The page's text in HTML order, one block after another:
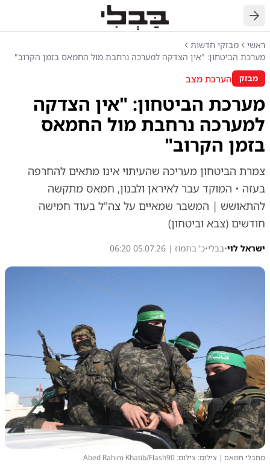
חזרה
ראשי
מבזקי חדשות
מערכת הביטחון: "אין הצדקה למערכה נרחבת מול החמאס בזמן הקרוב"
מבזק הערכת מצב
מערכת הביטחון: "אין הצדקה
למערכה נרחבת מול החמאס
בזמן הקרוב"
צמרת הביטחון מעריכה שהעיתוי אינו מתאים להחרפה
בעזה • המוקד עבר לאיראן ולבנון, חמאס מתקשה
להתאושש | המשבר שמאיים על צה"ל בעוד חמישה
חודשים (צבא וביטחון)
ישראל לוי•בבלי•כ' בתמוז | 05.07.26 06:20
מחבלי חמאס | צילום: צילום: Abed Rahim Khatib/Flash90